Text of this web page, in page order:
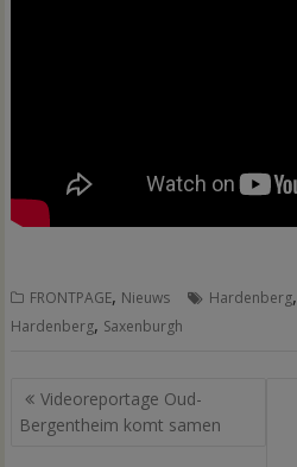
FRONTPAGE, Nieuws Hardenberg,
Hardenberg, Saxenburgh
Bericht
navigatie
Videoreportage Oud-
Bergentheim komt samen